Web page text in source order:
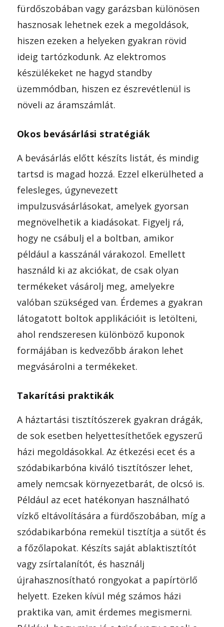
fürdőszobában vagy garázsban különösen
hasznosak lehetnek ezek a megoldások,
hiszen ezeken a helyeken gyakran rövid
ideig tartózkodunk. Az elektromos
készülékeket ne hagyd standby
üzemmódban, hiszen ez észrevétlenül is
növeli az áramszámlát.
Okos bevásárlási stratégiák
A bevásárlás előtt készíts listát, és mindig
tartsd is magad hozzá. Ezzel elkerülheted a
felesleges, úgynevezett
impulzusvásárlásokat, amelyek gyorsan
megnövelhetik a kiadásokat. Figyelj rá,
hogy ne csábulj el a boltban, amikor
például a kasszánál várakozol. Emellett
használd ki az akciókat, de csak olyan
termékeket vásárolj meg, amelyekre
valóban szükséged van. Érdemes a gyakran
látogatott boltok applikációit is letölteni,
ahol rendszeresen különböző kuponok
formájában is kedvezőbb árakon lehet
megvásárolni a termékeket.
Takarítási praktikák
A háztartási tisztítószerek gyakran drágák,
de sok esetben helyettesíthetőek egyszerű
házi megoldásokkal. Az étkezési ecet és a
szódabikarbóna kiváló tisztítószer lehet,
amely nemcsak környezetbarát, de olcsó is.
Például az ecet hatékonyan használható
vízkő eltávolítására a fürdőszobában, míg a
szódabikarbóna remekül tisztítja a sütőt és
a főzőlapokat. Készíts saját ablaktisztítót
vagy zsírtalanítót, és használj
újrahasznosítható rongyokat a papírtörlő
helyett. Ezeken kívül még számos házi
praktika van, amit érdemes megismerni.